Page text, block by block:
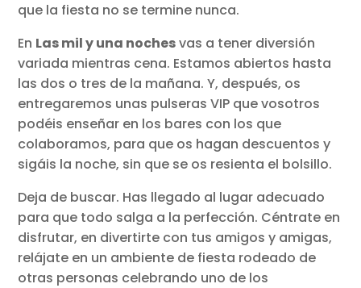
que la fiesta no se termine nunca.
En Las mil y una nochesvas a tener diversión
variada mientras cena. Estamos abiertos hasta
las dos o tres de la mañana. Y, después, os
entregaremos unas pulseras VIP que vosotros
podéis enseñar en los bares con los que
colaboramos, para que os hagan descuentos y
sigáis la noche, sin que se os resienta el bolsillo.
Deja de buscar. Has llegado al lugar adecuado
para que todo salga a la perfección. Céntrate en
disfrutar, en divertirte con tus amigos y amigas,
relájate en un ambiente de fiesta rodeado de
otras personas celebrando uno de los